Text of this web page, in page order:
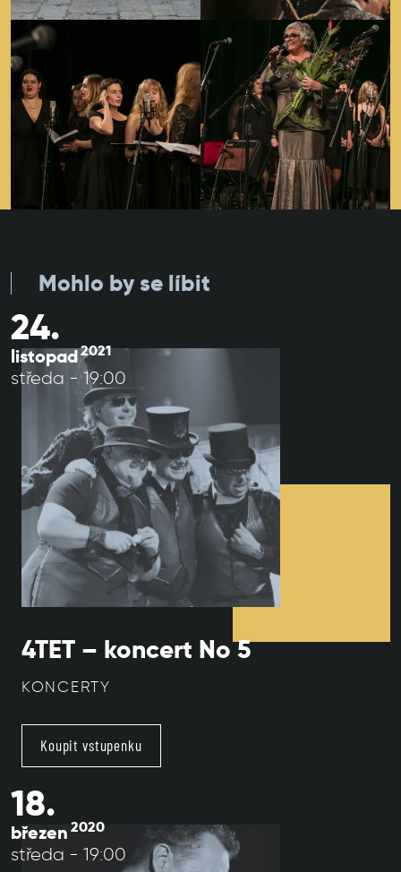
Mohlo by se líbit
24.
listopad2021
středa - 19:00
4TET – koncert No 5
KONCERTY
Koupit vstupenku
18.
březen2020
středa - 19:00